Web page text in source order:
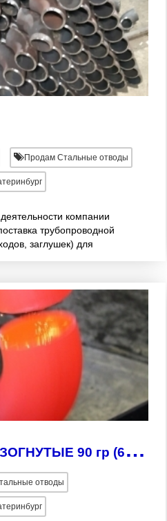
Продам Стальные отводы
компании
трубопроводной
заглушек) для
О
ТВОДЫ КРУТОИЗОГНУТЫЕ 90 гр (60гр, 45гр, 30гр;)
отводы